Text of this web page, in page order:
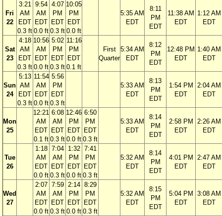
Fri
22
3:21
AM
EDT
0.3 ft
9:54
AM
EDT
0.0 ft
4:07
PM
EDT
0.3 ft
10:05
PM
EDT
0.0 ft
5:35 AM
EDT
8:11
PM
EDT
11:38 AM
EDT
1:12 AM
EDT
Sat
23
4:18
AM
EDT
0.3 ft
10:56
AM
EDT
0.0 ft
5:02
PM
EDT
0.3 ft
11:16
PM
EDT
0.1 ft
First
Quarter
5:34 AM
EDT
8:12
PM
EDT
12:48 PM
EDT
1:40 AM
EDT
Sun
24
5:13
AM
EDT
0.3 ft
11:54
AM
EDT
0.0 ft
5:56
PM
EDT
0.3 ft
5:33 AM
EDT
8:13
PM
EDT
1:54 PM
EDT
2:04 AM
EDT
Mon
25
12:21
AM
EDT
0.1 ft
6:08
AM
EDT
0.3 ft
12:46
PM
EDT
0.0 ft
6:50
PM
EDT
0.3 ft
5:33 AM
EDT
8:14
PM
EDT
2:58 PM
EDT
2:26 AM
EDT
Tue
26
1:18
AM
EDT
0.0 ft
7:04
AM
EDT
0.3 ft
1:32
PM
EDT
0.0 ft
7:41
PM
EDT
0.3 ft
5:32 AM
EDT
8:14
PM
EDT
4:01 PM
EDT
2:47 AM
EDT
Wed
27
2:07
AM
EDT
0.0 ft
7:59
AM
EDT
0.3 ft
2:14
PM
EDT
0.0 ft
8:29
PM
EDT
0.3 ft
5:32 AM
EDT
8:15
PM
EDT
5:04 PM
EDT
3:08 AM
EDT